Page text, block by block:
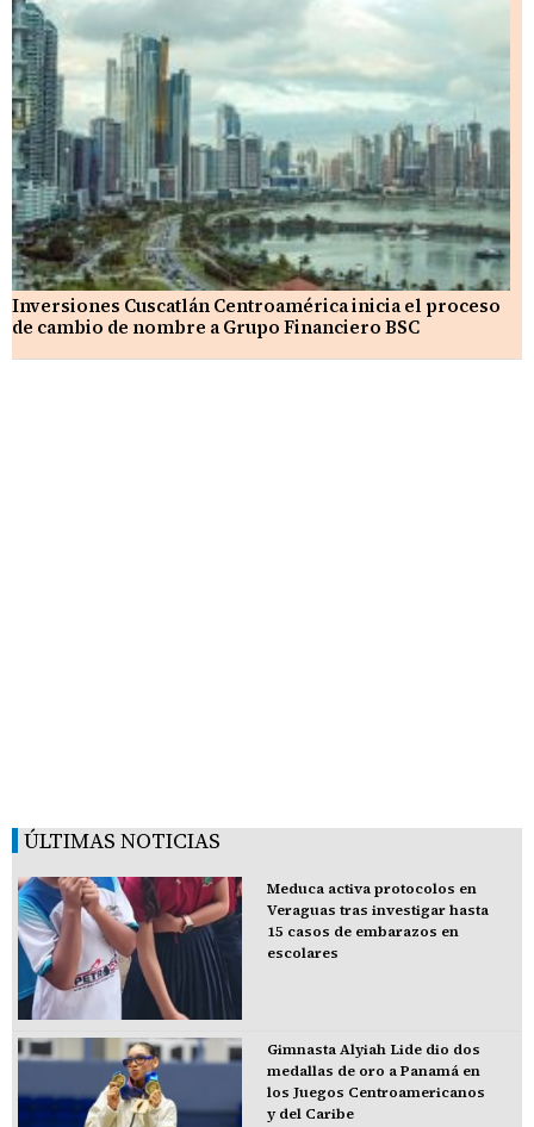
Inversiones Cuscatlán Centroamérica inicia el proceso
de cambio de nombre a Grupo Financiero BSC
ÚLTIMAS NOTICIAS
Meduca activa protocolos en
Veraguas tras investigar hasta
15 casos de embarazos en
escolares
Gimnasta Alyiah Lide dio dos
medallas de oro a Panamá en
los Juegos Centroamericanos
y del Caribe